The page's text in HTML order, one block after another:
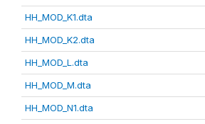
HH_MOD_K1.dta
HH_MOD_K2.dta
HH_MOD_L.dta
HH_MOD_M.dta
HH_MOD_N1.dta